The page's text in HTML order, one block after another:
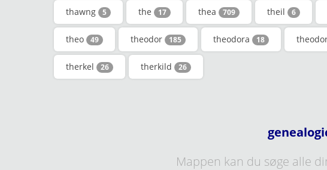
thawng 5 the 17 thea 709 theil 6
theo 49 theodor 185 theodora 18
therkel 26 therkild 26
Mappen kan du søge alle